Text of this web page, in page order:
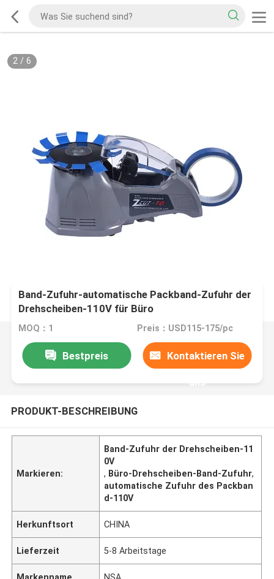
2/ 6
Band-Zufuhr-automatische Packband-Zufuhr der
Drehscheiben-110V für Büro
MOQ：1 Preis：USD115-175/pc
Bestpreis Kontaktieren Sie
uns
PRODUKT-BESCHREIBUNG
Markieren:
Band-Zufuhr der Drehscheiben-11
0V
, Büro-Drehscheiben-Band-Zufuhr,
automatische Zufuhr des Packban
d-110V
Herkunftsort CHINA
Lieferzeit 5-8 Arbeitstage
Markenname NSA